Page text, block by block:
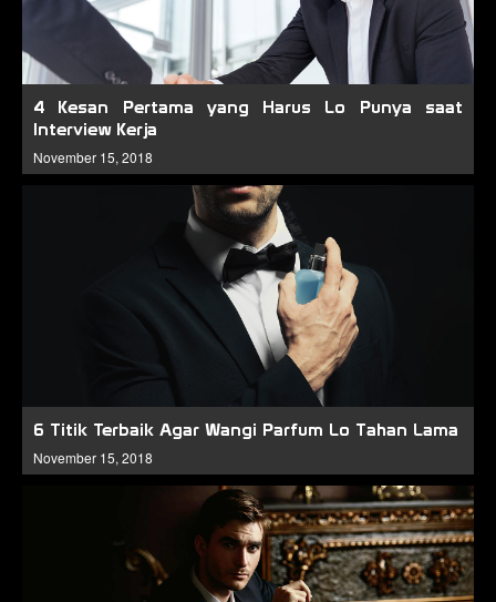
4 Kesan Pertama yang Harus Lo Punya saat
Interview Kerja
November 15, 2018
6 Titik Terbaik Agar Wangi Parfum Lo Tahan Lama
November 15, 2018